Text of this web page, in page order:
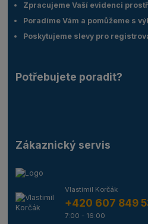
Zpracujeme Vaší evidenci
Poradíme Vám a pomůžeme s
Poskytujeme slevy pro
Potřebujete poradit?
Zákaznický servis
Vlastimil Korčák
+420 607 849
7:00 - 16:00